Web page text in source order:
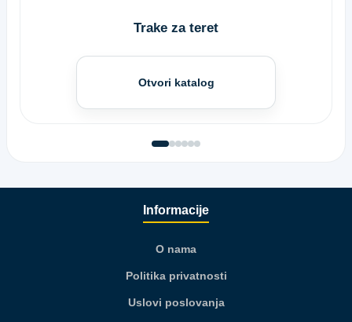
Trake za teret
Otvori katalog
Informacije
O nama
Politika privatnosti
Uslovi poslovanja